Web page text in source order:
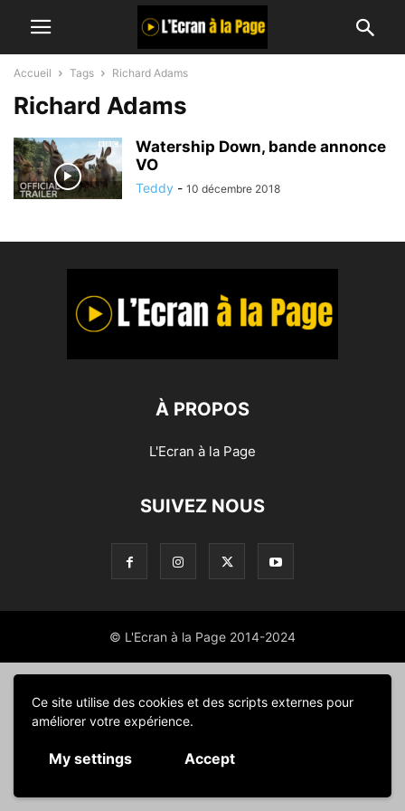
Ce site utilise des cookies et des scripts externes pour
améliorer votre expérience.
My settings Accept
Accueil Tags Richard Adams
Richard Adams
Watership Down, bande annonce
VO
Teddy - 10 décembre 2018
À PROPOS
L'Ecran à la Page
SUIVEZ NOUS
© L'Ecran à la Page 2014-2024